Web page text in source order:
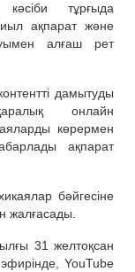
тұрғыда
ақпарат және
алғаш рет
дамытуды
онлайн
көрермен
ақпарат
бәйгесіне
жалғасады.
31 желтоқсан
YouTube